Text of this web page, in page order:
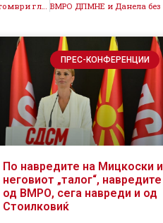
Заев: Со СДСМ Виница е на сигурно, на 17 октомври гласаме за број 12, за Димитров и советничката листа на СДСМ и Коалицијата
ПРЕС-КОНФЕРЕНЦИИ
По навредите на Мицкоски и
неговиот „талог“, навредите
од ВМРО, сега навреди и од
Стоилковиќ